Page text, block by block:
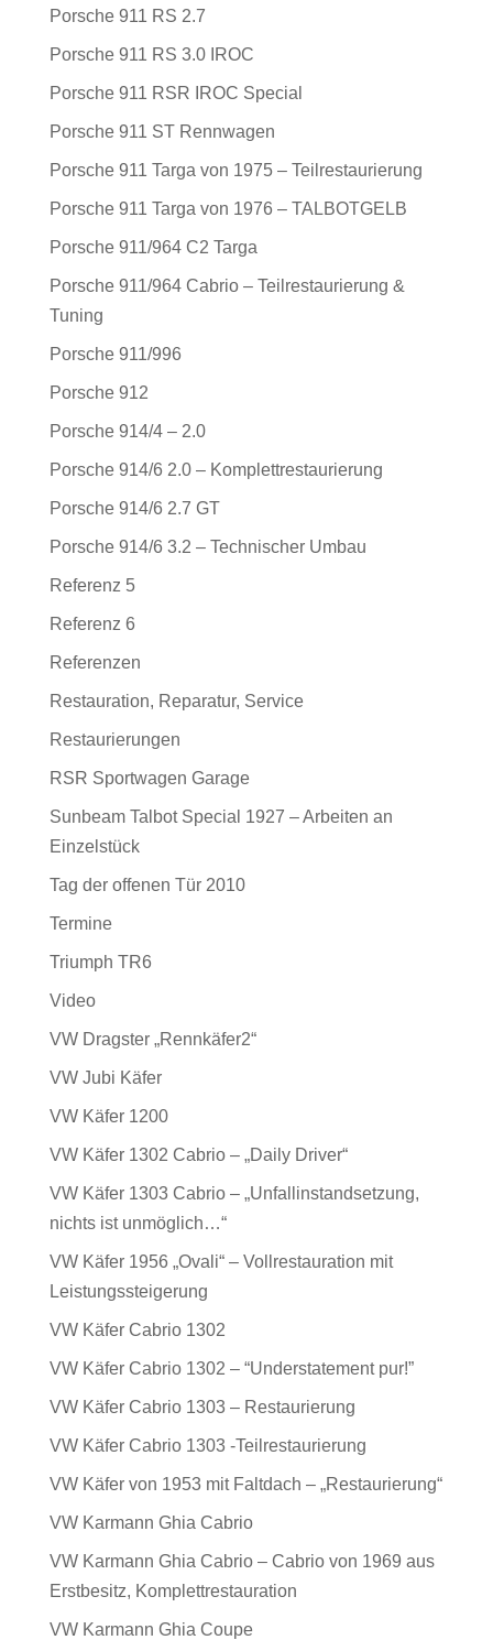
Porsche 911 RS 2.7
Porsche 911 RS 3.0 IROC
Porsche 911 RSR IROC Special
Porsche 911 ST Rennwagen
Porsche 911 Targa von 1975 – Teilrestaurierung
Porsche 911 Targa von 1976 – TALBOTGELB
Porsche 911/964 C2 Targa
Porsche 911/964 Cabrio – Teilrestaurierung &
Tuning
Porsche 911/996
Porsche 912
Porsche 914/4 – 2.0
Porsche 914/6 2.0 – Komplettrestaurierung
Porsche 914/6 2.7 GT
Porsche 914/6 3.2 – Technischer Umbau
Referenz 5
Referenz 6
Referenzen
Restauration, Reparatur, Service
Restaurierungen
RSR Sportwagen Garage
Sunbeam Talbot Special 1927 – Arbeiten an
Einzelstück
Tag der offenen Tür 2010
Termine
Triumph TR6
Video
VW Dragster „Rennkäfer2“
VW Jubi Käfer
VW Käfer 1200
VW Käfer 1302 Cabrio – „Daily Driver“
VW Käfer 1303 Cabrio – „Unfallinstandsetzung,
nichts ist unmöglich…“
VW Käfer 1956 „Ovali“ – Vollrestauration mit
Leistungssteigerung
VW Käfer Cabrio 1302
VW Käfer Cabrio 1302 – “Understatement pur!”
VW Käfer Cabrio 1303 – Restaurierung
VW Käfer Cabrio 1303 -Teilrestaurierung
VW Käfer von 1953 mit Faltdach – „Restaurierung“
VW Karmann Ghia Cabrio
VW Karmann Ghia Cabrio – Cabrio von 1969 aus
Erstbesitz, Komplettrestauration
VW Karmann Ghia Coupe